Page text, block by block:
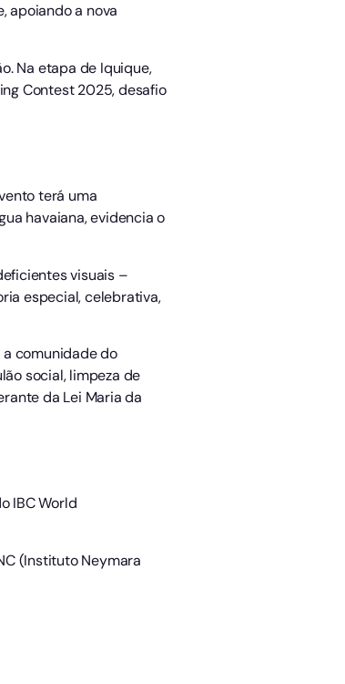
apoiando a nova
Na etapa de Iquique,
Contest 2025, desafio
terá uma
havaiana, evidencia o
visuais –
especial, celebrativa,
comunidade do
social, limpeza de
da Lei Maria da
IBC World
(Instituto Neymara